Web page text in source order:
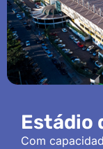
Estádio
Com